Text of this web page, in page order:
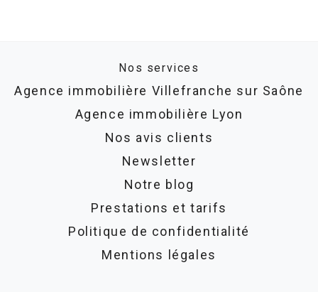
Nos services
Agence immobilière Villefranche sur Saône
Agence immobilière Lyon
Nos avis clients
Newsletter
Notre blog
Prestations et tarifs
Politique de confidentialité
Mentions légales